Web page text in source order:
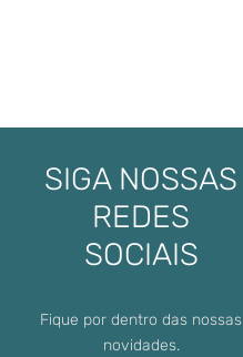
SIGA NOSSAS
REDES
SOCIAIS
Fique por dentro das nossas
novidades.